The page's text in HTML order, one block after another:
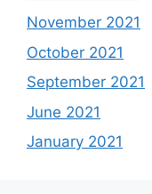
November 2021
October 2021
September 2021
June 2021
January 2021